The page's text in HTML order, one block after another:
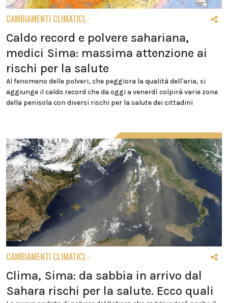
CAMBIAMENTI CLIMATICI
Caldo record e polvere sahariana,
medici Sima: massima attenzione ai
rischi per la salute
Al fenomeno delle polveri, che peggiora la qualità dell'aria, si
aggiunge il caldo record che da oggi a venerdì colpirà varie zone
della penisola con diversi rischi per la salute dei cittadini
CAMBIAMENTI CLIMATICI
Clima, Sima: da sabbia in arrivo dal
Sahara rischi per la salute. Ecco quali